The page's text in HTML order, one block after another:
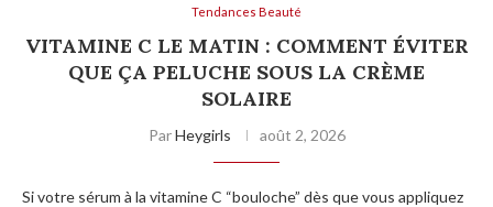
Tendances Beauté
VITAMINE C LE MATIN : COMMENT ÉVITER
QUE ÇA PELUCHE SOUS LA CRÈME
SOLAIRE
ParHeygirls août 2, 2026
Si votre sérum à la vitamine C “bouloche” dès que vous appliquez